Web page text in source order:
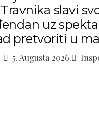
Travnika slavi
uz
pretvoriti u
5. Augusta 2026.